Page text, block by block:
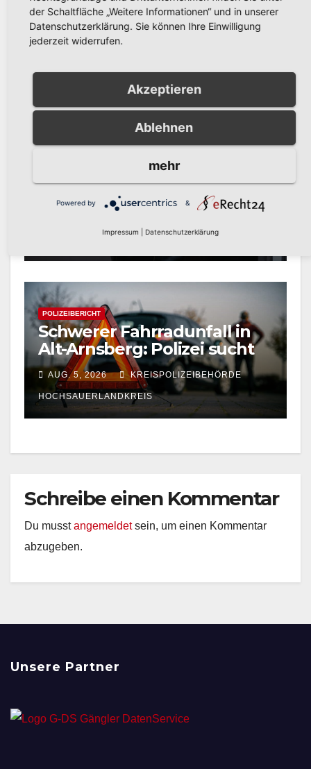
Einbruch in Einfamilienhaus
in Arnsberg: Täter erbeutet
Bargeld und Elektronik
Versuchter Einbruch in
Mehrfamilienhaus in Alt-
Arnsberg: Polizei sucht
HOCHSAUERLANDKREIS
POLIZEIBERICHT
Schwerer Fahrradunfall in
Alt-Arnsberg: Polizei sucht
Zeugen
AUG. 5, 2026 KREISPOLIZEIBEHÖRDE
HOCHSAUERLANDKREIS
Schreibe einen Kommentar
Du musstangemeldetsein, um einen Kommentar
abzugeben.
Unsere Partner
der Schaltfläche „Weitere Informationen“ und in unserer
Datenschutzerklärung. Sie können Ihre Einwilligung
jederzeit widerrufen.
Akzeptieren
Ablehnen
mehr
Powered by &
Impressum Datenschutzerklärung